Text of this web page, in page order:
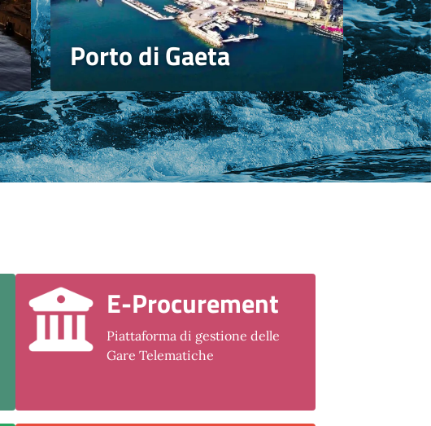
Porto di Gaeta
E-Procurement
Piattaforma di gestione delle
Gare Telematiche